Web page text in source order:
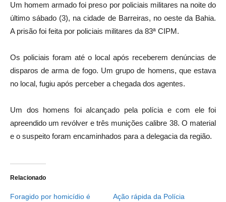
Um homem armado foi preso por policiais militares na noite do
último sábado (3), na cidade de Barreiras, no oeste da Bahia.
A prisão foi feita por policiais militares da 83ª CIPM.
Os policiais foram até o local após receberem denúncias de
disparos de arma de fogo. Um grupo de homens, que estava
no local, fugiu após perceber a chegada dos agentes.
Um dos homens foi alcançado pela polícia e com ele foi
apreendido um revólver e três munições calibre 38. O material
e o suspeito foram encaminhados para a delegacia da região.
Relacionado
Foragido por homicídio é
Ação rápida da Polícia